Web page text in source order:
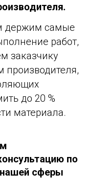
держим самые
работ,
заказчику
производителя,
до 20 %
материала.
по
сферы